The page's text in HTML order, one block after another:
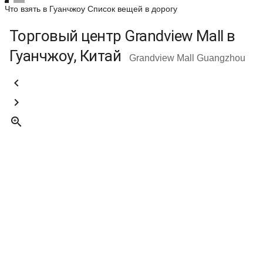
Что взять в Гуанчжоу Список вещей в дорогу
Торговый центр Grandview Mall в
Гуанчжоу, Китай
Grandview Mall Guangzhou


